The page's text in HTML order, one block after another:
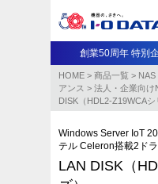
創業50周年 特別
HOME > 商品一覧 >
アンス​ > 法人・企業向
DISK（HDL2-Z19WCAシ
Windows Server IoT
テル Celeron搭載2ド
LAN DISK（